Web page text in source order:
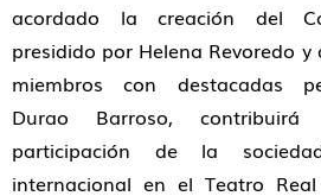
acordado la creación del
presidido por Helena Revoredo
miembros con destacadas
Durao Barroso,
participación de la
internacional en el Teatro